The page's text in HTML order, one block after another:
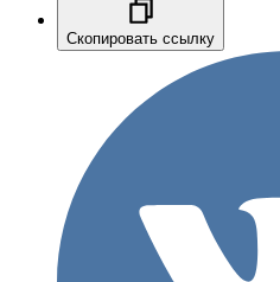
Скопировать ссылку